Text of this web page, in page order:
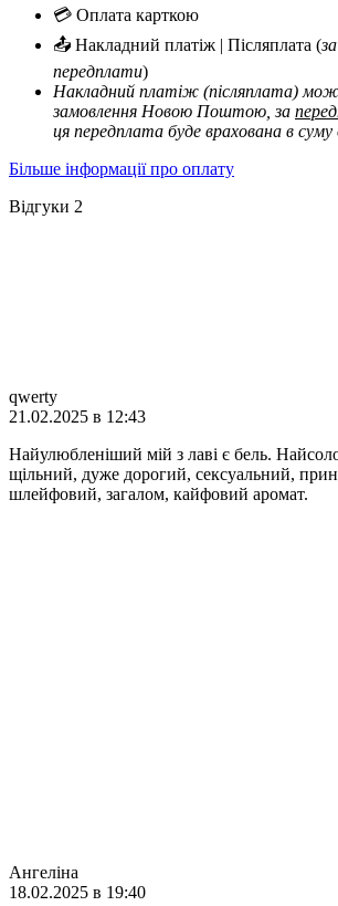
💳 Оплата карткою
📤 Накладний платіж | Післяплата (
передплати)
Накладний платіж (післяплата)
замовлення Новою Поштою, за
ця передплата буде врахована в суму
Більше інформації про оплату
Відгуки 2
qwerty
21.02.2025 в 12:43
Найулюбленіший мій з лаві є бель.
щільний, дуже дорогий, сексуальний,
шлейфовий, загалом, кайфовий аромат.
Ангеліна
18.02.2025 в 19:40